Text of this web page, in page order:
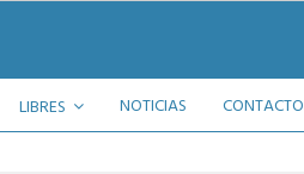
LIBRES NOTICIAS CONTACTO